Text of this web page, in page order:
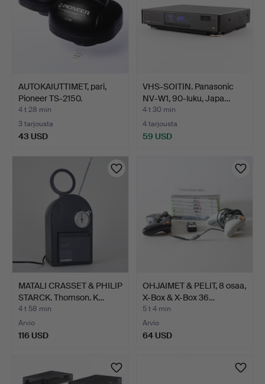
AUTOKAIUTTIMET, pari,
Pioneer TS-2150.
4 t 28 min
3 tarjousta
43 USD
VHS-SOITIN. Panasonic
NV-W1, 90-luku, Japa…
4 t 30 min
4 tarjousta
59 USD
MATALI CRASSET & PHILIP
STARCK. Thomson. K…
4 t 58 min
Arvio
116 USD
OHJAIMET & PELIT, 8 osaa,
X-Box & X-Box 36…
5 t 4 min
Arvio
64 USD